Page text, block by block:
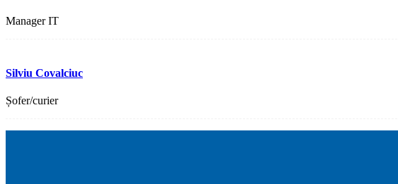
Manager IT
Silviu Covalciuc
Șofer/curier